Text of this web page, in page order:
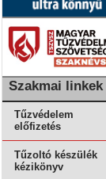
Szakmai linkek
Tűzvédelem
előfizetés
Tűzoltó készülék
kézikönyv